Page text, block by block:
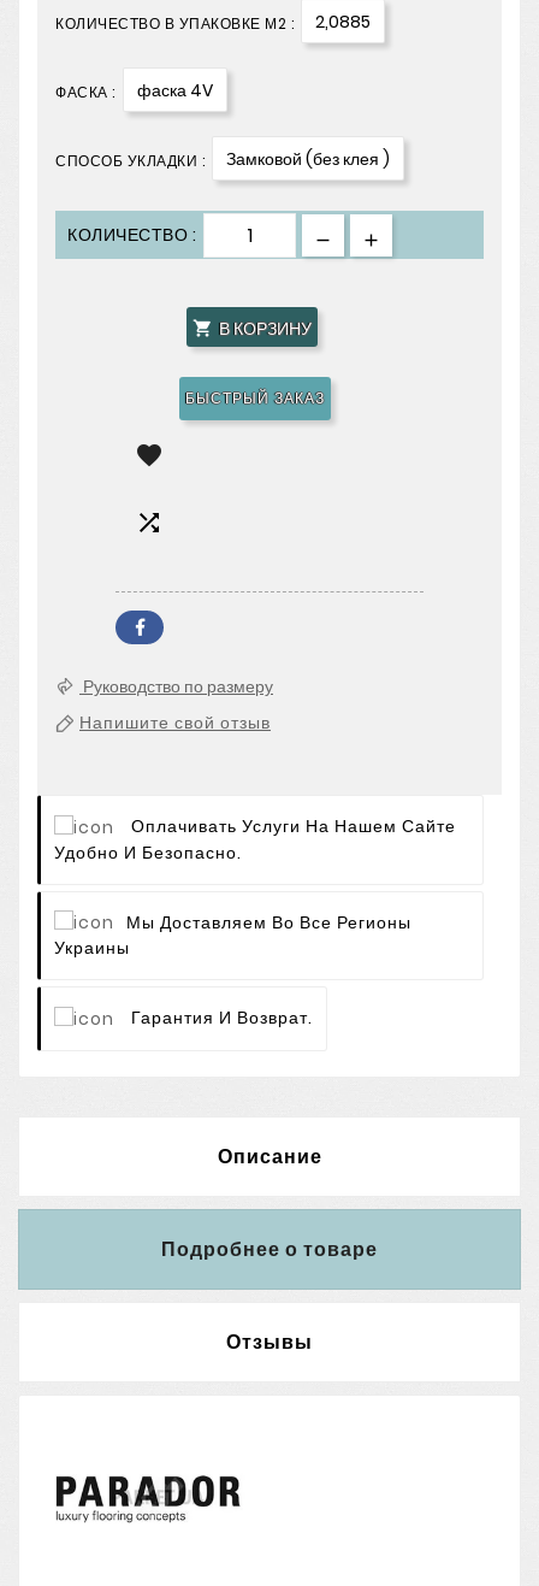
КОЛИЧЕСТВО В УПАКОВКЕ М2 : 2,0885
ФАСКА : фаска 4V
СПОСОБ УКЛАДКИ : Замковой (без клея )
КОЛИЧЕСТВО :
 В КОРЗИНУ
БЫСТРЫЙ ЗАКАЗ


Руководство по размеру
Напишите свой отзыв
Оплачивать Услуги На Нашем Сайте
Удобно И Безопасно.
Мы Доставляем Во Все Регионы
Украины
Гарантия И Возврат.
Описание
Подробнее о товаре
Отзывы